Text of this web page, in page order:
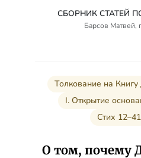
Барсов Матвей,
Толкование на
I. Открытие
Стих 12–41
О том, почему